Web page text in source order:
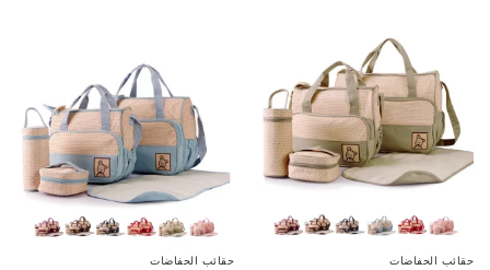
حقائب الحفاضات حقائب الحفاضات